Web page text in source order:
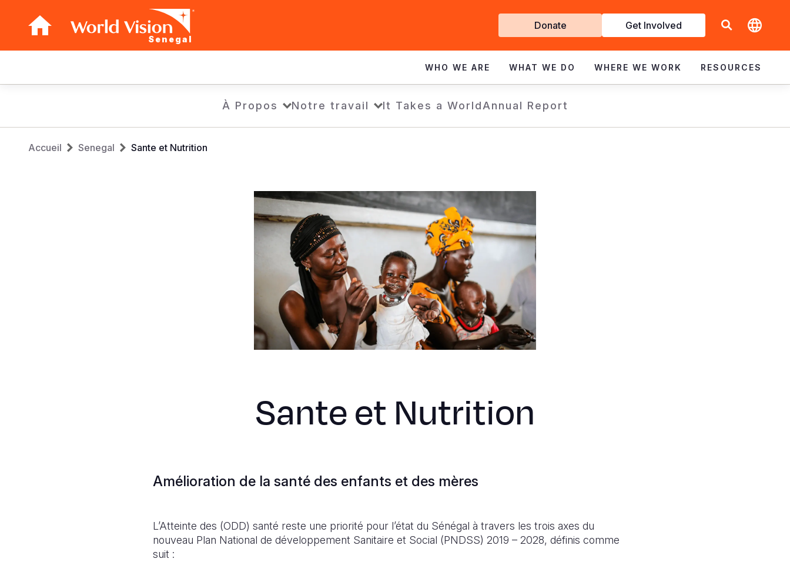
Senegal
Get
Involved
Donate Get Involved
navigation
WHO WE ARE WHAT WE DO WHERE WE WORK RESOURCES
À Propos Notre travail It Takes a WorldAnnual Report
Fil
Accueil Senegal Sante et Nutrition
Sante et Nutrition
Amélioration de la santé des enfants et des mères
L’Atteinte des (ODD) santé reste une priorité pour l’état du Sénégal à travers les trois axes du
nouveau Plan National de développement Sanitaire et Social (PNDSS) 2019 – 2028, définis comme
suit :